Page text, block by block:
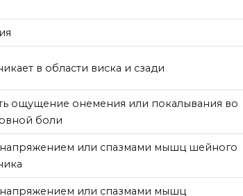
в области виска и сзади
ощущение онемения или покалывания во
боли
напряжением или спазмами мышц шейного
напряжением или спазмами мышц